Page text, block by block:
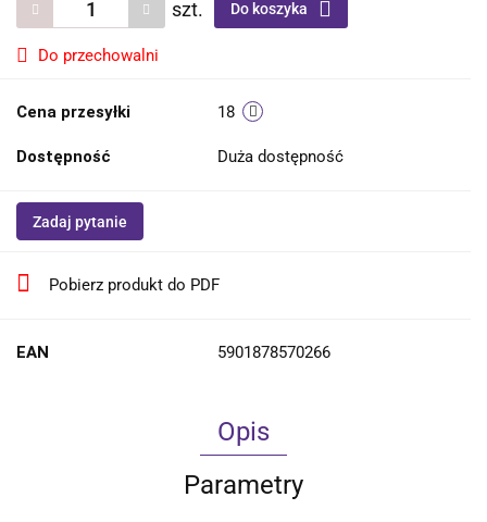
szt. Do koszyka
Do przechowalni
Cena przesyłki 18
Dostępność Duża dostępność
Zadaj pytanie
Pobierz produkt do PDF
EAN 5901878570266
Opis
Parametry